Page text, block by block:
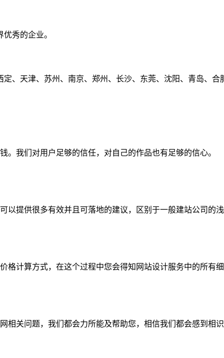
秀的企业。
、天津、苏州、南京、郑州、长沙、东莞、沈阳、青岛、合
我们对用户足够的信任，对自己的作品也有足够的信心。
以提供很多有效并且可落地的建议，区别于一般建站公司的
格计算方式，在这个过程中您会得知网站设计服务中的所有
相关问题，我们都会力所能及帮助您，相信我们都会感到相